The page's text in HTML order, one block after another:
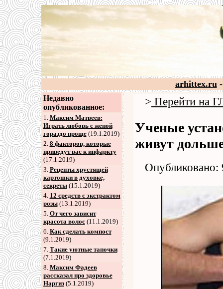
arhittex.ru-
Недавно
опубликованное:
1. Максим Матвеев:
Играть любовь с женой
гораздо проще(19.1.2019)
2. 8 факторов, которые
приведут вас к инфаркту
(17.1.2019)
3. Рецепты хрустящей
картошки в духовке,
секреты(15.1.2019)
4. 12 средств с экстрактом
розы(13.1.2019)
5. От чего зависит
красота волос(11.1.2019)
6. Как сделать компост
(9.1.2019)
7. Такие уютные тапочки
(7.1.2019)
8. Максим Фадеев
рассказал про здоровье
Наргиз(5.1.2019)
> Перейти на
Ученые
живут
Опубликовано: